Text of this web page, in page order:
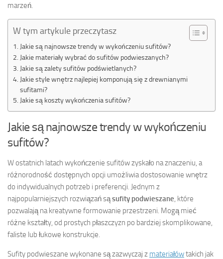
marzeń.
W tym artykule przeczytasz
Jakie są najnowsze trendy w wykończeniu sufitów?
Jakie materiały wybrać do sufitów podwieszanych?
Jakie są zalety sufitów podświetlanych?
Jakie style wnętrz najlepiej komponują się z drewnianymi
sufitami?
Jakie są koszty wykończenia sufitów?
Jakie są najnowsze trendy w wykończeniu
sufitów?
W ostatnich latach wykończenie sufitów zyskało na znaczeniu, a
różnorodność dostępnych opcji umożliwia dostosowanie wnętrz
do indywidualnych potrzeb i preferencji. Jednym z
najpopularniejszych rozwiązań sąsufity podwieszane, które
pozwalają na kreatywne formowanie przestrzeni. Mogą mieć
różne kształty, od prostych płaszczyzn po bardziej skomplikowane,
faliste lub łukowe konstrukcje.
Sufity podwieszane wykonane są zazwyczaj z materiałówtakich jak